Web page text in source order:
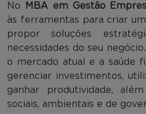
No
MBA em Gestão
às ferramentas para criar
propor soluções
necessidades do seu
o mercado atual e a saúde
gerenciar investimentos,
ganhar produtividade,
sociais, ambientais e de